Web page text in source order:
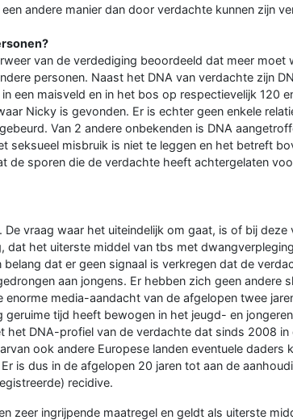
andere manier dan door verdachte kunnen zijn
van de verdediging beoordeeld dat meer moet
personen. Naast het DNA van verdachte zijn
een maisveld en in het bos op respectievelijk 120
Nicky is gevonden. Er is echter geen enkele
Van 2 andere onbekenden is DNA
seksueel misbruik is niet te leggen en het betreft
de sporen die de verdachte heeft achtergelaten
vraag waar het uiteindelijk om gaat, is of bij
dat het uiterste middel van tbs met
dat er geen signaal is verkregen dat de
aan jongens. Er hebben zich geen andere
media-aandacht van de afgelopen twee
tijd heeft bewogen in het jeugd- en
het DNA-profiel van de verdachte dat sinds 2008 in
ook andere Europese landen eventuele daders
is dus in de afgelopen 20 jaren tot aan de
recidive.
zeer ingrijpende maatregel en geldt als uiterste